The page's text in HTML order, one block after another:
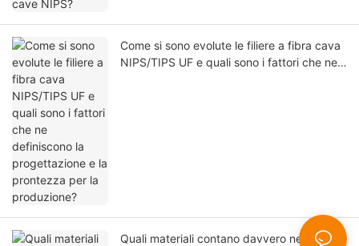
Come si sono evolute le filiere a fibra cava
NIPS/TIPS UF e quali sono i fattori che ne
Quali materiali contano davvero nelle